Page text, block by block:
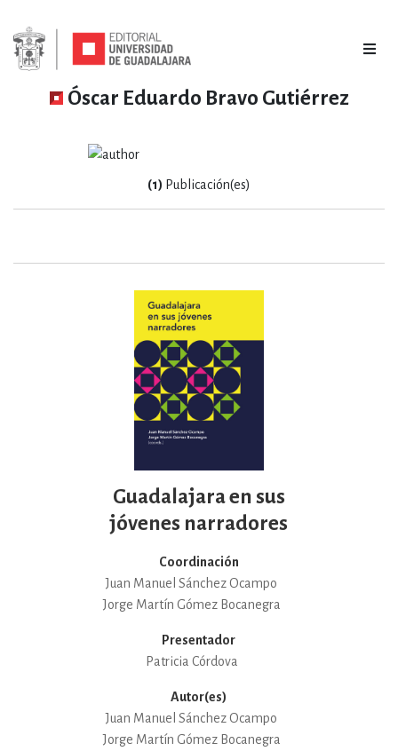
Óscar Eduardo Bravo Gutiérrez
(1) Publicación(es)
Guadalajara en sus
jóvenes narradores
Coordinación
Juan Manuel Sánchez Ocampo
Jorge Martín Gómez Bocanegra
Presentador
Patricia Córdova
Autor(es)
Juan Manuel Sánchez Ocampo
Jorge Martín Gómez Bocanegra